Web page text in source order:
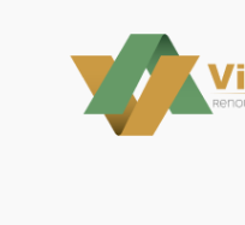
contenu